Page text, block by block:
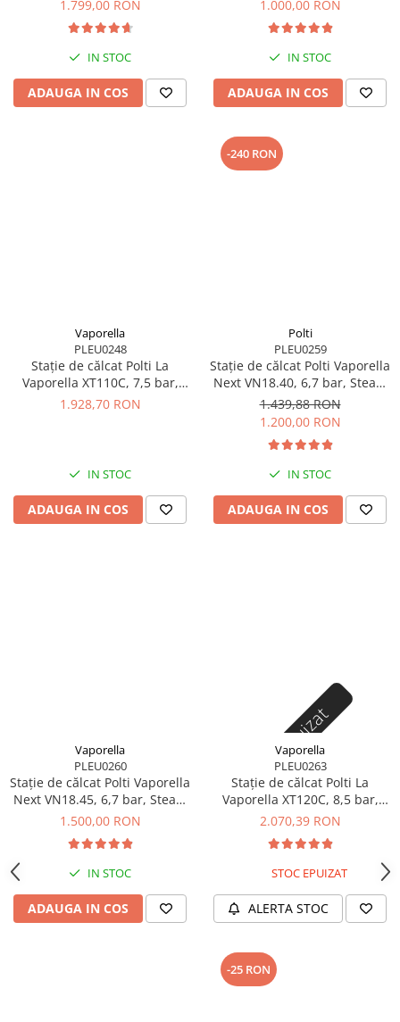
1.799,00 RON
IN STOC
ADAUGA IN COS
1.000,00 RON
IN STOC
ADAUGA IN COS
Vaporella
PLEU0248
Stație de călcat Polti La
Vaporella XT110C, 7,5 bar,
Steam Pulse 500 g
1.928,70 RON
IN STOC
ADAUGA IN COS
-240 RON
Polti
PLEU0259
Stație de călcat Polti Vaporella
Next VN18.40, 6,7 bar, Steam
Pulse 430 g
1.439,88 RON
1.200,00 RON
IN STOC
ADAUGA IN COS
Vaporella
PLEU0260
Stație de călcat Polti Vaporella
Next VN18.45, 6,7 bar, Steam
Pulse 430 g
1.500,00 RON
IN STOC
ADAUGA IN COS
Stoc epuizat
Vaporella
PLEU0263
Stație de călcat Polti La
Vaporella XT120C, 8,5 bar,
Steam Pulse 600 g
2.070,39 RON
STOC EPUIZAT
ALERTA STOC
-25 RON